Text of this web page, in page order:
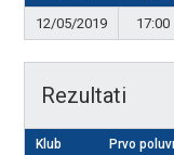
12/05/2019 17:00
Rezultati
Klub Prvo